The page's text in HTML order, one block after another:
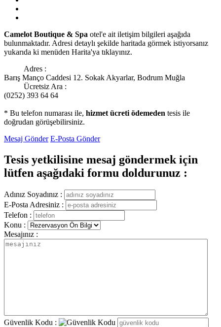
Camelot Boutique & Spa otel'e ait iletişim bilgileri aşağıda
bulunmaktadır. Adresi detaylı şekilde haritada görmek istiyorsanız
yukarıda ki menüden Harita'ya tıklayınız.
Adres :
Barış Manço Caddesi 12. Sokak Akyarlar, Bodrum Muğla
Ücretsiz Ara :
(0252) 393 64 64
* Bu telefon numarası ile, hizmet ücreti ödemeden tesis ile
doğrudan görüşebilirsiniz.
Mesaj Gönder E-Posta Gönder
Tesis yetkilisine mesaj göndermek için
lütfen aşağıdaki formu doldurunuz :
Adınız Soyadınız :
E-Posta Adresiniz :
Telefon :
Konu :
Mesajınız :
Güvenlik Kodu :